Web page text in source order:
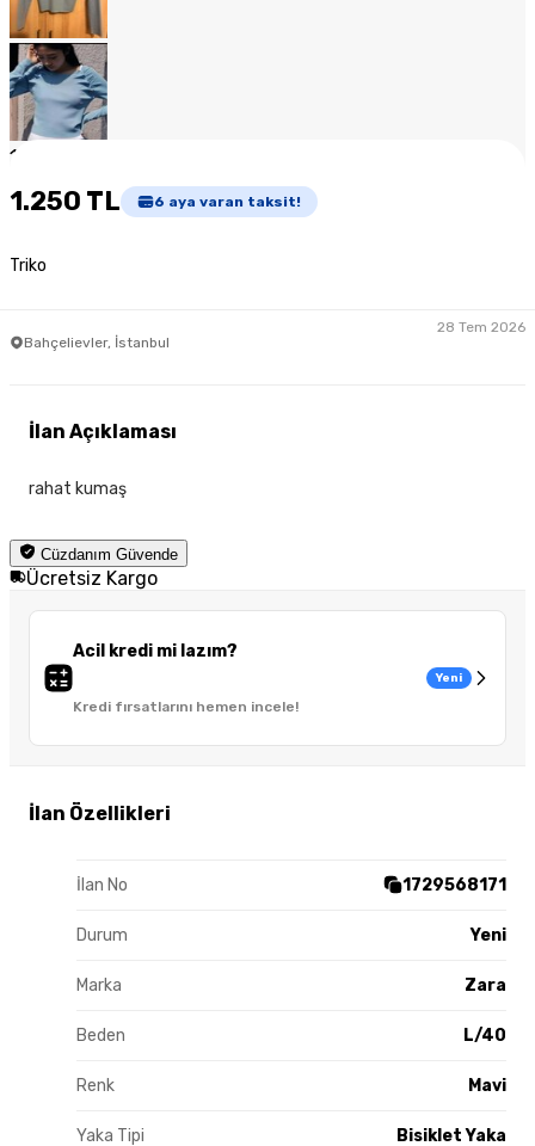
1
1.250 TL 6 aya varan taksit!
Triko
Bahçelievler, İstanbul
28 Tem 2026
Cüzdanım Güvende
Ücretsiz Kargo
Acil kredi mi lazım?
Kredi fırsatlarını hemen incele!
Yeni
İlan Özellikleri
İlan No 1729568171
Durum Yeni
Marka Zara
Beden L/40
Renk Mavi
Yaka Tipi Bisiklet Yaka
İlan Açıklaması
rahat kumaş